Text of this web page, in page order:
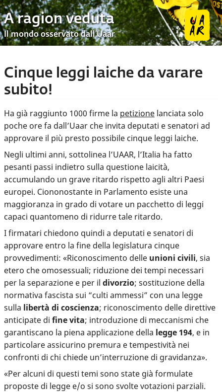
A ragion veduta
Il mondo osservato dall’Uaar
Cinque leggi laiche da varare
subito!
Ha già raggiunto 1000 firme la petizione lanciata solo
poche ore fa dall’Uaar che invita deputati e senatori ad
approvare il più presto possibile cinque leggi laiche.
Negli ultimi anni, sottolinea l’UAAR, l’Italia ha fatto
pesanti passi indietro sulla questione laicità,
accumulando un grave ritardo rispetto agli altri Paesi
europei. Ciononostante in Parlamento esiste una
maggioranza in grado di votare un pacchetto di leggi
capaci quantomeno di ridurre tale ritardo.
I firmatari chiedono quindi a deputati e senatori di
approvare entro la fine della legislatura cinque
provvedimenti: «Riconoscimento delle unioni civili, sia
etero che omosessuali; riduzione dei tempi necessari
per la separazione e per il divorzio; sostituzione della
normativa fascista sui “culti ammessi” con una legge
sulla libertà di coscienza; riconoscimento delle direttive
anticipate di fine vita; introduzione di meccanismi che
garantiscano la piena applicazione della legge 194, e in
particolare assicurino premura e tempestività nei
confronti di chi chiede un’interruzione di gravidanza».
«Per alcuni di questi temi sono state già formulate
proposte di legge e/o si sono svolte votazioni parziali.